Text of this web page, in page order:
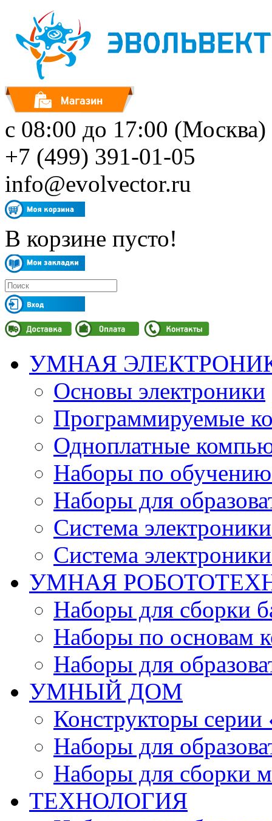
с 08:00 до 17:00 (Москва)
+7 (499) 391-01-05
info@evolvector.ru
В корзине пусто!
УМНАЯ
Основы электроники
Программируемые
Одноплатные
Наборы по
Наборы для
Система
Система
УМНАЯ
Наборы для сборки
Наборы по основам
Наборы для
УМНЫЙ ДОМ
Конструкторы
Наборы для
Наборы для сборки
ТЕХНОЛОГИЯ